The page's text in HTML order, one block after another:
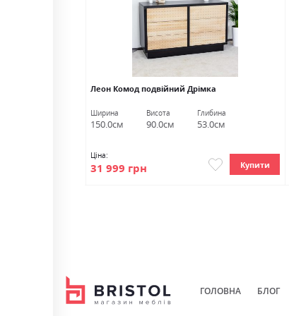
Леон Комод подвійний Дрімка
Ширина
150.0см
Висота
90.0см
Глибина
53.0см
Ціна:
31 999 грн Купити
ГОЛОВНА БЛОГ